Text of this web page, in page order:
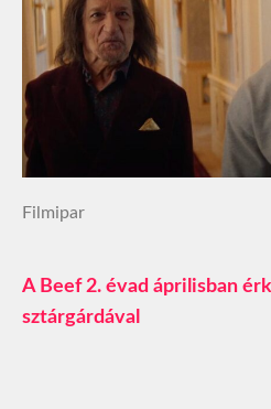
Filmipar
A Beef 2. évad áprilisban
sztárgárdával